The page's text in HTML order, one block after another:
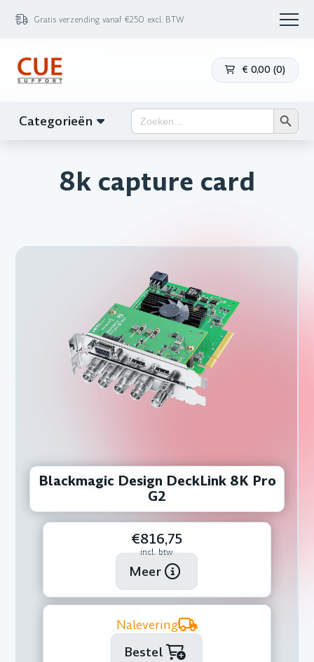
Gratis verzending vanaf €250 excl. BTW
€ 0,00 (0)
Categorieën Zoek
naar:
8k capture card
Blackmagic Design DeckLink 8K Pro
G2
€816,75
incl. btw
Meer
Nalevering
Bestel